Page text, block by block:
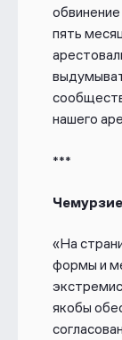
пять
нашего
***
«На
формы и
якобы